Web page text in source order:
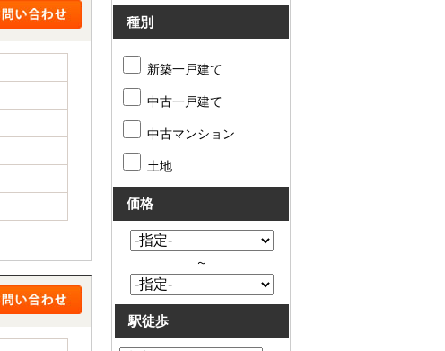
種別
新築一戸建て
中古一戸建て
中古マンション
土地
価格
～
駅徒歩